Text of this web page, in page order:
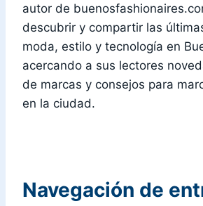
autor de
descubrir y compartir las
moda, estilo y tecnología en
acercando a sus lectores
de marcas y consejos para
en la ciudad.
Navegación de